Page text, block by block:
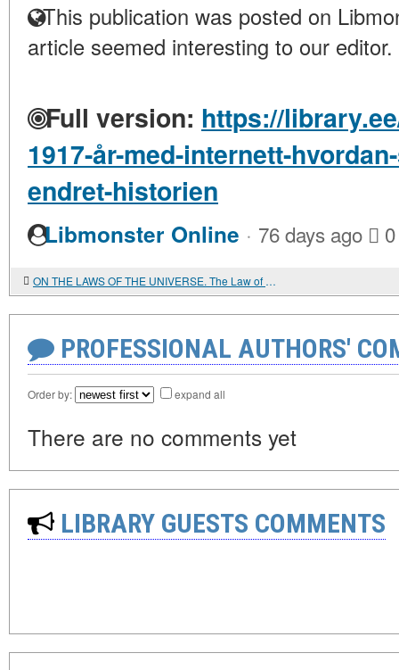
This publication was posted on
article seemed interesting to our editor.
Full version: https://
1917-år-med-internett-
endret-historien
Libmonster Online · 76 days ago 0
ON THE LAWS OF THE UNIVERSE. The Law of Humility and Submission
PROFESSIONAL AUTHORS'
Order by: expand all
There are no comments yet
LIBRARY GUESTS COMMENTS